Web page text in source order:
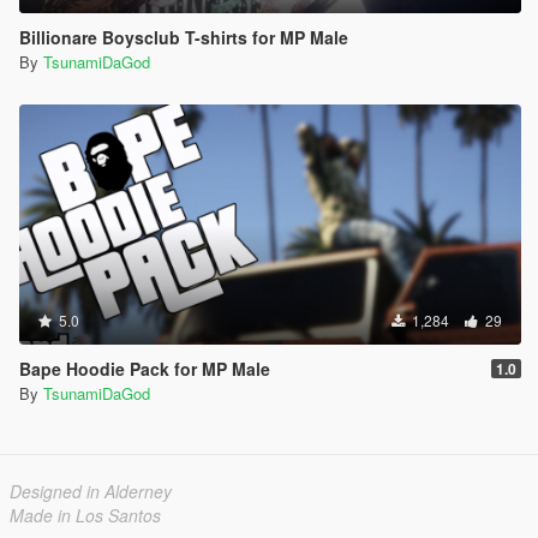
Billionare Boysclub T-shirts for MP Male
By TsunamiDaGod
5.0 1,284 29
Bape Hoodie Pack for MP Male 1.0
By TsunamiDaGod
Designed in Alderney
Made in Los Santos